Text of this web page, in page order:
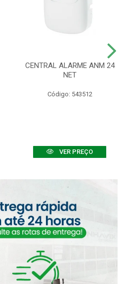
CENTRAL ALARME ANM 24
NET
Código: 543512
VER PREÇO